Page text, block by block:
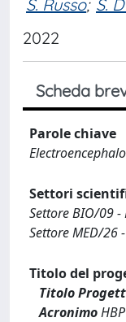
S. Russo; S.
2022
Scheda
Parole chiave
Settori
Settore BIO/09 -
Settore MED/26
Titolo del
Titolo
Acronimo